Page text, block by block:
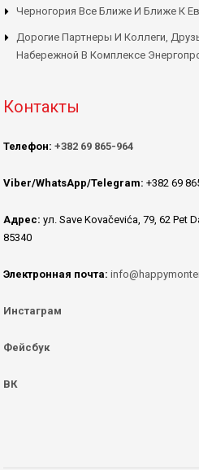
Черногория Все Ближе И Ближе К
Дорогие Партнеры И Коллеги,
Набережной В Комплексе
Контакты
Телефон: +382 69 865-964
Viber/WhatsApp/Telegram: +382 69
Адрес: ул. Save Kovačevića, 79, 62 Pet
85340
Электронная почта:
Инстаграм
Фейсбук
ВК